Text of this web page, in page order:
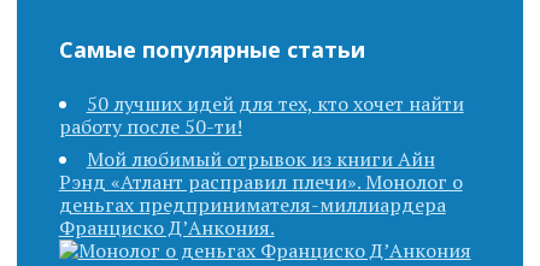
Самые популярные статьи
50 лучших идей для тех, кто хочет найти
работу после 50-ти!
Мой любимый отрывок из книги Айн
Рэнд «Атлант расправил плечи». Монолог о
деньгах предпринимателя-миллиардера
Франциско Д’Анкония.